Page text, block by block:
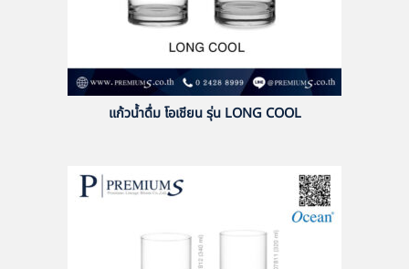
แก้วน้ำดื่ม โอเชียน รุ่น LONG COOL